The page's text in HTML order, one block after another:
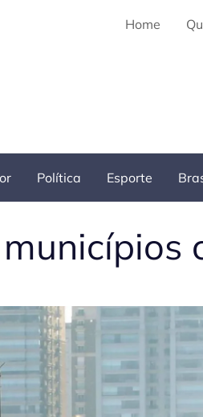
Home
Política Esporte